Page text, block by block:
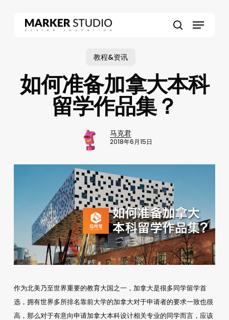
Menu
教程&资讯
如何准备加拿大本科
留学作品集？
马克君
2018年6月15日
作为北美乃至世界重要的教育大国之一，加拿大是很多同学留学首
选，拥有世界多所排名靠前大学的加拿大对于申请者的要求一致也很
高，那么对于有意向申请加拿大本科设计相关专业的同学而言，应该